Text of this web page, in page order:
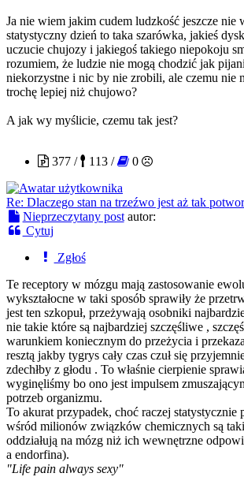
Ja nie wiem jakim cudem ludzkość jeszcze nie
statystyczny dzień to taka szarówka, jakieś
uczucie chujozy i jakiegoś takiego niepokoju
rozumiem, że ludzie nie mogą chodzić jak
niekorzystne i nic by nie zrobili, ale czemu nie
trochę lepiej niż chujowo?
A jak wy myślicie, czemu tak jest?
377 /
113 / 0
Re: Dlaczego stan na trzeźwo jest aż tak
Nieprzeczytany post autor:
Cytuj
Zgłoś
Te receptory w mózgu mają zastosowanie
wykształocne w taki sposób sprawiły że
jest ten szkopuł, przeżywają osobniki
nie takie które są najbardziej szczęśliwe ,
warunkiem koniecznym do przeżycia i
resztą jakby tygrys cały czas czuł się
zdechłby z głodu . To właśnie cierpienie
wyginęliśmy bo ono jest impulsem
potrzeb organizmu.
To akurat przypadek, choć raczej statystycznie
wśród milionów związków chemicznych są
oddziałują na mózg niż ich wewnętrzne
a endorfina).
"Life pain always sexy"